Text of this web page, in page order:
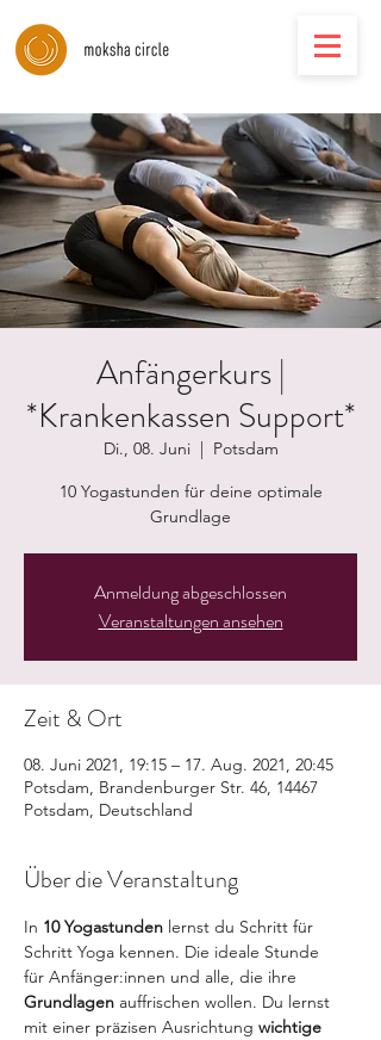
Anfängerkurs |
*Krankenkassen Support*
Di., 08. Juni
  |
Potsdam
10 Yogastunden für deine optimale
Grundlage
Anmeldung abgeschlossen
Veranstaltungen ansehen
Zeit & Ort
08. Juni 2021, 19:15 – 17. Aug. 2021, 20:45
Potsdam, Brandenburger Str. 46, 14467
Potsdam, Deutschland
Über die Veranstaltung
In 10 Yogastunden lernst du Schritt für
Schritt Yoga kennen. Die ideale Stunde
für Anfänger:innen und alle, die ihre
Grundlagen auffrischen wollen. Du lernst
mit einer präzisen Ausrichtung wichtige